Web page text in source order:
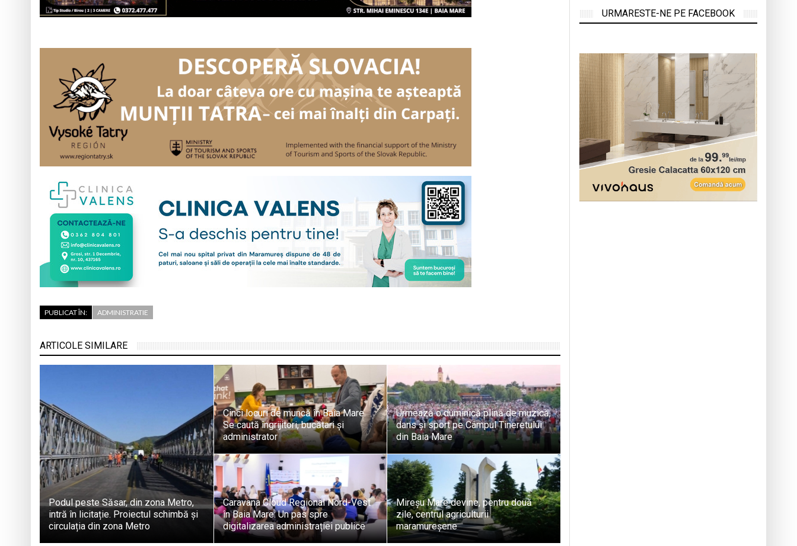
PUBLICAT ÎN: ADMINISTRATIE
ARTICOLE SIMILARE
Podul peste Săsar, din zona Metro,
intră în licitație. Proiectul schimbă și
circulația din zona Metro
Cinci locuri de muncă în Baia Mare.
Se caută îngrijitori, bucătari și
administrator
Urmează o duminică plină de muzică,
dans și sport pe Câmpul Tineretului
din Baia Mare
Caravana Cloud Regional Nord-Vest
în Baia Mare: Un pas spre
digitalizarea administrației publice
Mireșu Mare devine, pentru două
zile, centrul agriculturii
maramureșene
URMARESTE-NE PE FACEBOOK